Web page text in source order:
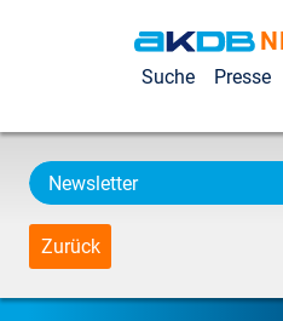
AKDB Anstalt
Kommunale
in Bayern
Suche Presse
Newsletter
Zurück